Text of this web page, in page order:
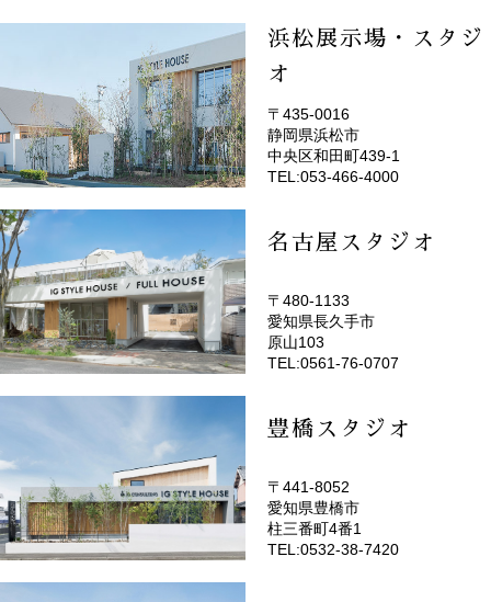
浜松展示場・スタジ
オ
(EMOTOP浜松)
〒435-0016
静岡県浜松市
中央区和田町439-1
TEL:053-466-4000
名古屋スタジオ
(EMOTOP名古屋)
〒480-1133
愛知県長久手市
原山103
TEL:0561-76-0707
豊橋スタジオ
(EMOTOP豊橋)
〒441-8052
愛知県豊橋市
柱三番町4番1
TEL:0532-38-7420